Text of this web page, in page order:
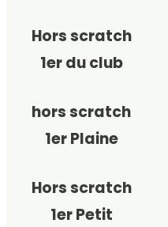
Hors scratch
1er du club
hors scratch
1er Plaine
Hors scratch
1er Petit